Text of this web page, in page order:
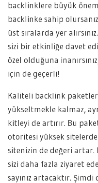
backlinklere büyük
backlinke sahip
üst sıralarda yer
sizi bir etkinliğe davet
özel olduğuna
için de geçerli!
Kaliteli backlink paketleri,
yükseltmekle kalmaz,
kitleyi de artırır. Bu
otoritesi yüksek
sitenizin de değeri artar.
sizi daha fazla ziyaret
sayınız artacaktır.